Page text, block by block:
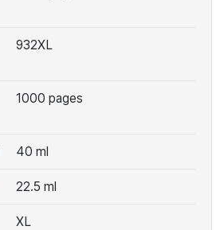
932XL
1000 pages
40 ml
22.5 ml
XL